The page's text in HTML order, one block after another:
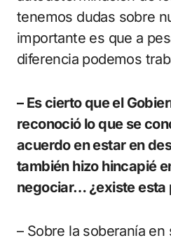
tenemos dudas sobre
importante es que a
diferencia podemos
– Es cierto que el
reconoció lo que se
acuerdo en estar en
también hizo hincapié
negociar… ¿existe esta
– Sobre la soberanía